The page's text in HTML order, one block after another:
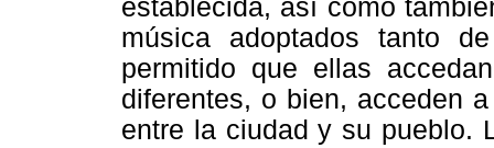
establecida, así como
música adoptados tanto
permitido que ellas
diferentes, o bien, acceden
entre la ciudad y su pueblo.